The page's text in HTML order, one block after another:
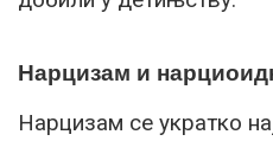
Нарцизам и
Нарцизам се укратко